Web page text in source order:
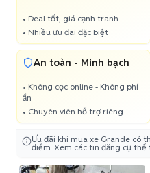
• Deal tốt, giá cạnh tranh
• Nhiều ưu đãi đặc biệt
An toàn - Minh bạch
• Không cọc online - Không phí
ẩn
• Chuyên viên hỗ trợ riêng
Ưu đãi khi mua xe Grande có
điểm. Xem các tin đăng cụ